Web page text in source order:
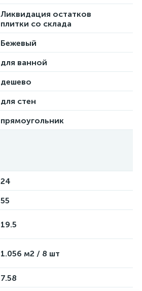
Ликвидация остатков
плитки со склада
Бежевый
для ванной
дешево
для стен
прямоугольник
24
55
19.5
1.056 м2 / 8 шт
7.58